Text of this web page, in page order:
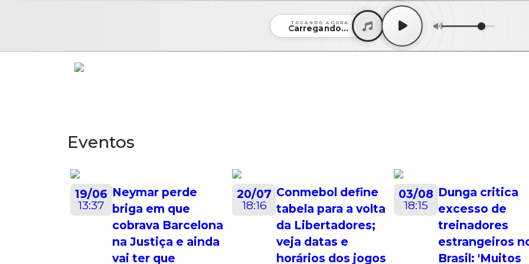
TOCANDO AGORA
Carregando...
Eventos
19/06
13:37
Neymar perde
briga em que
cobrava Barcelona
na Justiça e ainda
vai ter que
20/07
18:16
Conmebol define
tabela para a volta
da Libertadores;
veja datas e
horários dos jogos
03/08
18:15
Dunga critica
excesso de
treinadores
estrangeiros
Brasil: 'Muitos